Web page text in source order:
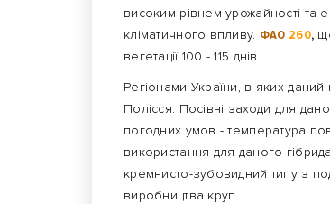
високим рівнем урожайності та
кліматичного впливу. ФАО 260,
вегетації 100 - 115 днів.
Регіонами України, в яких даний
Полісся. Посівні заходи для
погодних умов - температура
використання для даного
кремнисто-зубовидний типу з
виробництва круп.